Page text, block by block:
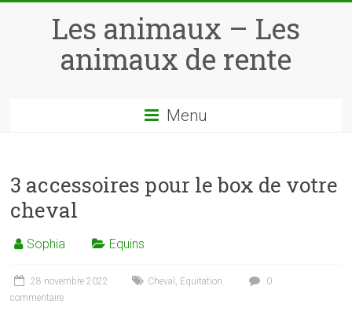
Les animaux – Les
animaux de rente
Menu
3 accessoires pour le box de votre
cheval
Sophia Equins
28 novembre 2022 Cheval , Equitation
0
commentaire